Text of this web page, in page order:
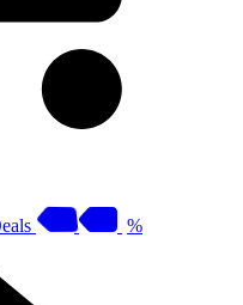
%